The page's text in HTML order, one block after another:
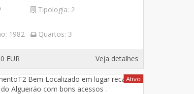
Tipologia: 2
1982 Quartos: 3
EUR Veja detalhes
Ativo